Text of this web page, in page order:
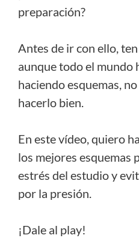
preparación?
Antes de ir con ello,
aunque todo el mundo
haciendo esquemas,
hacerlo bien.
En este vídeo, quiero
los mejores esquemas
estrés del estudio y
por la presión.
¡Dale al play!